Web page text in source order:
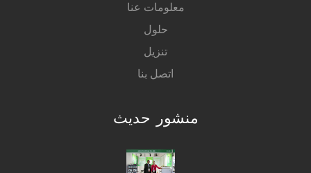
معلومات عنا
حلول
تنزيل
اتصل بنا
منشور حديث